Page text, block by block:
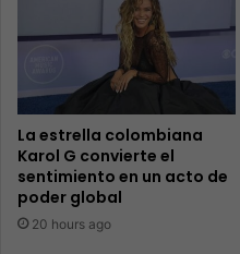
La estrella colombiana
Karol G convierte el
sentimiento en un acto de
poder global
20 hours ago